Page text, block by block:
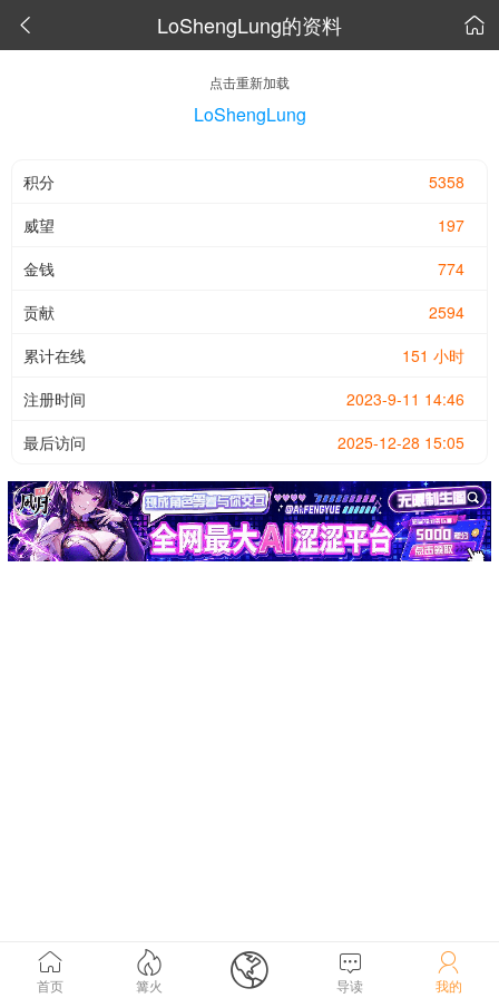
 LoShengLung的资料 
点击重新加载
LoShengLung
5358
积分
197
威望
774
金钱
2594
贡献
151 小时
累计在线
2023-9-11 14:46
注册时间
2025-12-28 15:05
最后访问

首页

篝火  
导读

我的